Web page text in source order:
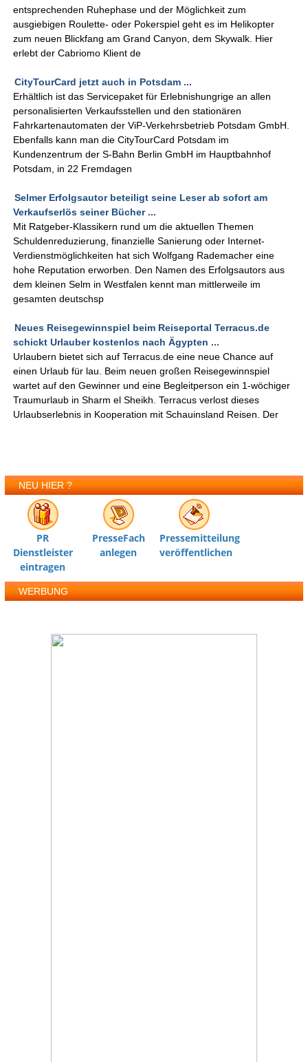
entsprechenden Ruhephase und der Möglichkeit zum
ausgiebigen Roulette- oder Pokerspiel geht es im Helikopter
zum neuen Blickfang am Grand Canyon, dem Skywalk. Hier
erlebt der Cabriomo Klient de
CityTourCard jetzt auch in Potsdam ...
Erhältlich ist das Servicepaket für Erlebnishungrige an allen
personalisierten Verkaufsstellen und den stationären
Fahrkartenautomaten der ViP-Verkehrsbetrieb Potsdam GmbH.
Ebenfalls kann man die CityTourCard Potsdam im
Kundenzentrum der S-Bahn Berlin GmbH im Hauptbahnhof
Potsdam, in 22 Fremdagen
Selmer Erfolgsautor beteiligt seine Leser ab sofort am
Verkaufserlös seiner Bücher ...
Mit Ratgeber-Klassikern rund um die aktuellen Themen
Schuldenreduzierung, finanzielle Sanierung oder Internet-
Verdienstmöglichkeiten hat sich Wolfgang Rademacher eine
hohe Reputation erworben. Den Namen des Erfolgsautors aus
dem kleinen Selm in Westfalen kennt man mittlerweile im
gesamten deutschsp
Neues Reisegewinnspiel beim Reiseportal Terracus.de
schickt Urlauber kostenlos nach Ägypten ...
Urlaubern bietet sich auf Terracus.de eine neue Chance auf
einen Urlaub für lau. Beim neuen großen Reisegewinnspiel
wartet auf den Gewinner und eine Begleitperson ein 1-wöchiger
Traumurlaub in Sharm el Sheikh. Terracus verlost dieses
Urlaubserlebnis in Kooperation mit Schauinsland Reisen. Der
NEU HIER ?
PR
Dienstleister
eintragen
PresseFach
anlegen
Pressemitteilung
veröffentlichen
WERBUNG